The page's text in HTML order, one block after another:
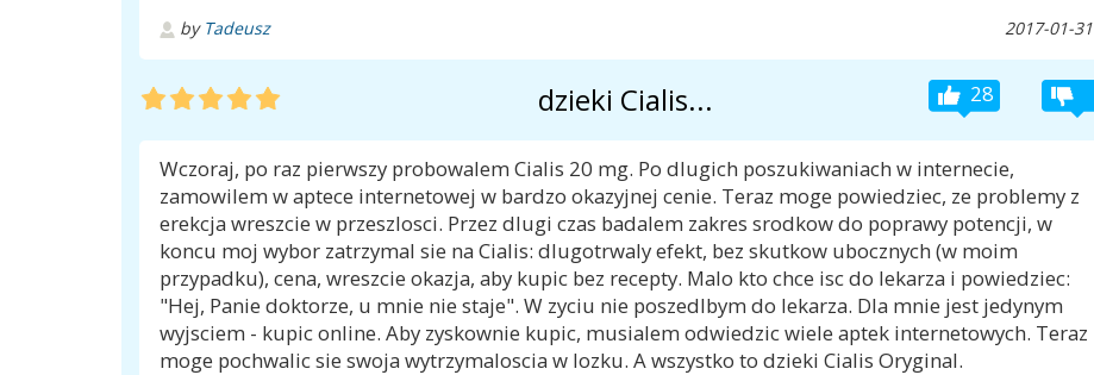
by Tadeusz 2017-01-31
dzieki Cialis... 28
Wczoraj, po raz pierwszy probowalem Cialis 20 mg. Po dlugich poszukiwaniach w internecie,
zamowilem w aptece internetowej w bardzo okazyjnej cenie. Teraz moge powiedziec, ze problemy z
erekcja wreszcie w przeszlosci. Przez dlugi czas badalem zakres srodkow do poprawy potencji, w
koncu moj wybor zatrzymal sie na Cialis: dlugotrwaly efekt, bez skutkow ubocznych (w moim
przypadku), cena, wreszcie okazja, aby kupic bez recepty. Malo kto chce isc do lekarza i powiedziec:
"Hej, Panie doktorze, u mnie nie staje". W zyciu nie poszedlbym do lekarza. Dla mnie jest jedynym
wyjsciem - kupic online. Aby zyskownie kupic, musialem odwiedzic wiele aptek internetowych. Teraz
moge pochwalic sie swoja wytrzymaloscia w lozku. A wszystko to dzieki Cialis Oryginal.